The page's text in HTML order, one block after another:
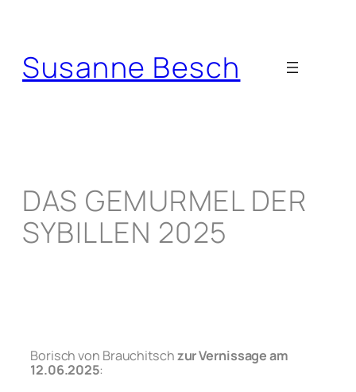
Susanne Besch
DAS GEMURMEL DER
SYBILLEN 2025
Borisch von Brauchitschzur Vernissage am
12.06.2025: